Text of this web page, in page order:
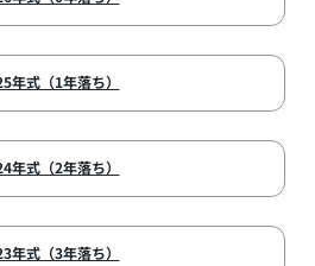
年式（1年落ち）
年式（2年落ち）
年式（3年落ち）